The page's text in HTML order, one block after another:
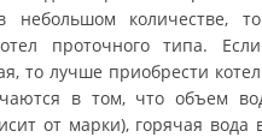
небольшом количестве, то
проточного типа. Если
то лучше приобрести котел
в том, что объем
от марки), горячая вода